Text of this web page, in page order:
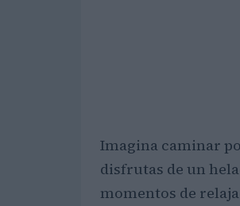
Imagina caminar
disfrutas de un
momentos de